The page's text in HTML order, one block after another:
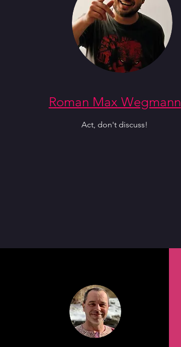
Roman Max Wegmann
Act, don't discuss!